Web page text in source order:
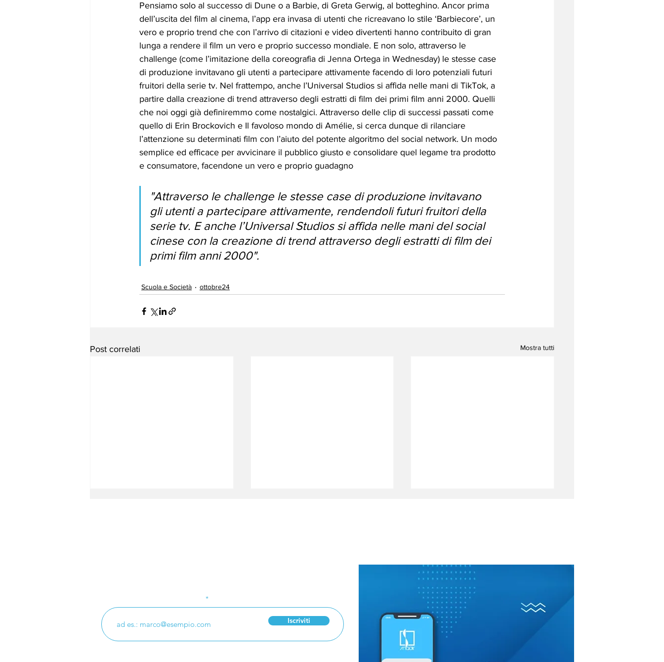
Pensiamo solo al successo di Dune o a Barbie, di Greta Gerwig, al botteghino. Ancor prima
dell’uscita del film al cinema, l’app era invasa di utenti che ricreavano lo stile ‘Barbiecore’, un
vero e proprio trend che con l’arrivo di citazioni e video divertenti hanno contribuito di gran
lunga a rendere il film un vero e proprio successo mondiale. E non solo, attraverso le
challenge (come l’imitazione della coreografia di Jenna Ortega in Wednesday) le stesse case
di produzione invitavano gli utenti a partecipare attivamente facendo di loro potenziali futuri
fruitori della serie tv. Nel frattempo, anche l’Universal Studios si affida nelle mani di TikTok, a
partire dalla creazione di trend attraverso degli estratti di film dei primi film anni 2000. Quelli
che noi oggi già definiremmo come nostalgici. Attraverso delle clip di successi passati come
quello di Erin Brockovich e Il favoloso mondo di Amélie, si cerca dunque di rilanciare
l’attenzione su determinati film con l’aiuto del potente algoritmo del social network. Un modo
semplice ed efficace per avvicinare il pubblico giusto e consolidare quel legame tra prodotto
e consumatore, facendone un vero e proprio guadagno
"Attraverso le challenge le stesse case di produzione invitavano
gli utenti a partecipare attivamente, rendendoli futuri fruitori della
serie tv. E anche l’Universal Studios si affida nelle mani del social
cinese con la creazione di trend attraverso degli estratti di film dei
primi film anni 2000".
Scuola e Società ottobre24
Post correlati Mostra tutti
insegna a pensare non
insegna pensieri”
metodo e del supporto
emotivo del docente
Ore eccedenti: perché a
luglio-agosto escono dal
cedolino NoiPA (e
quando, invece,
restano…)
Iscriviti